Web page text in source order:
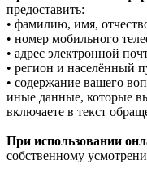
предоставить:
• фамилию, имя,
• номер мобильного
• адрес электронной
• регион и населённый
• содержание вашего
иные данные, которые
включаете в текст
При использовании
собственному